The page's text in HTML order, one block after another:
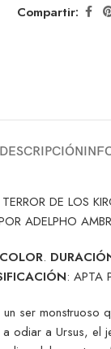
Compartir:
DESCRIPCIÓN
DE LOS
ADELPHO
COLOR.
: APTA
ser
odiar a Ursus,